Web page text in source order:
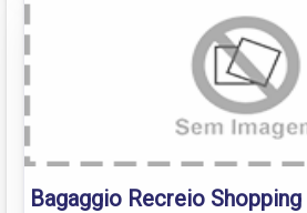
Bagaggio Recreio Shopping